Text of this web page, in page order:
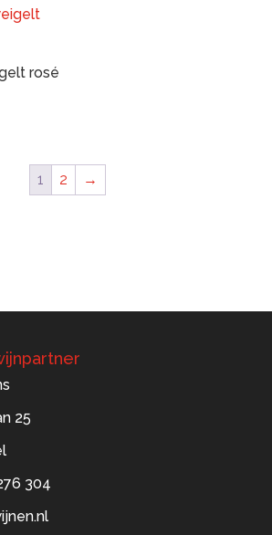
rosé
€59,70
1 2 →
25
304